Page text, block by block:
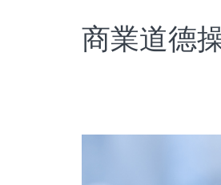
商業道德